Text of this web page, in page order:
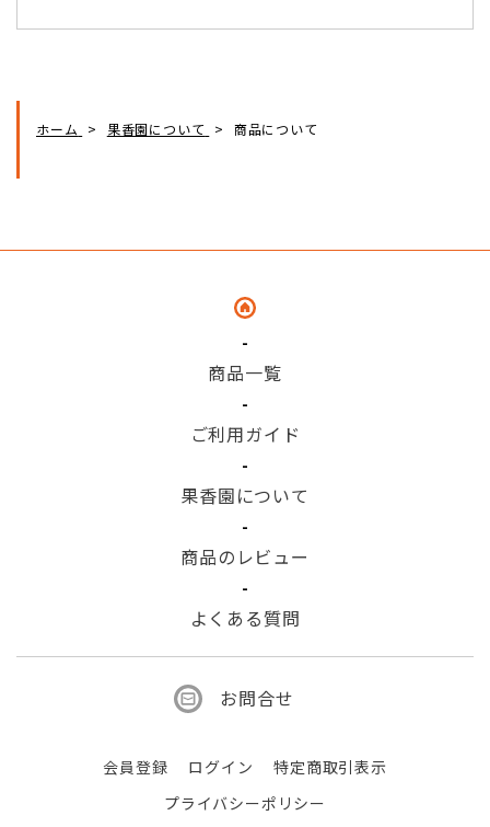
ホーム 果香園について 商品について
商品一覧
ご利用ガイド
果香園について
商品のレビュー
よくある質問
お問合せ
会員登録 ログイン
特定商取引表示
プライバシーポリシー